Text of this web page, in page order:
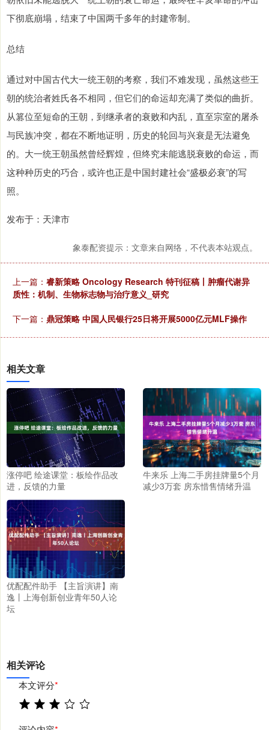
下彻底崩塌，结束了中国两千多年的封建帝制。
总结
通过对中国古代大一统王朝的考察，我们不难发现，虽然这些王
朝的统治者姓氏各不相同，但它们的命运却充满了类似的曲折。
从篡位至短命的王朝，到继承者的衰败和内乱，直至宗室的屠杀
与民族冲突，都在不断地证明，历史的轮回与兴衰是无法避免
的。大一统王朝虽然曾经辉煌，但终究未能逃脱衰败的命运，而
这种种历史的巧合，或许也正是中国封建社会“盛极必衰”的写
照。
发布于：天津市
象泰配资提示：文章来自网络，不代表本站观点。
上一篇： 睿新策略 Oncology Research 特刊征稿丨肿瘤代谢异
质性：机制、生物标志物与治疗意义_研究
下一篇： 鼎冠策略 中国人民银行25日将开展5000亿元MLF操作
相关文章
涨停吧 绘途课堂：板绘作品改
进，反馈的力量
牛来乐 上海二手房挂牌量5个月
减少3万套 房东惜售情绪升温
优配配件助手 【主旨演讲】南
逸丨上海创新创业青年50人论
坛
相关评论
本文评分*